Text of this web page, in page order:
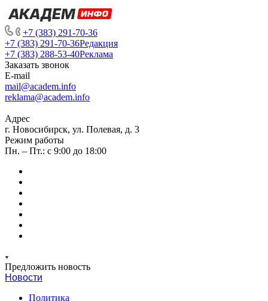
+7 (383) 291-70-36
+7 (383) 291-70-36Редакция
+7 (383) 288-53-40Реклама
Заказать звонок
E-mail
mail@academ.info
reklama@academ.info
Адрес
г. Новосибирск, ул. Полевая, д. 3
Режим работы
Пн. – Пт.: с 9:00 до 18:00
Предложить новость
Новости
Политика